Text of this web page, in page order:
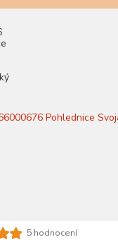
5 hodnocení